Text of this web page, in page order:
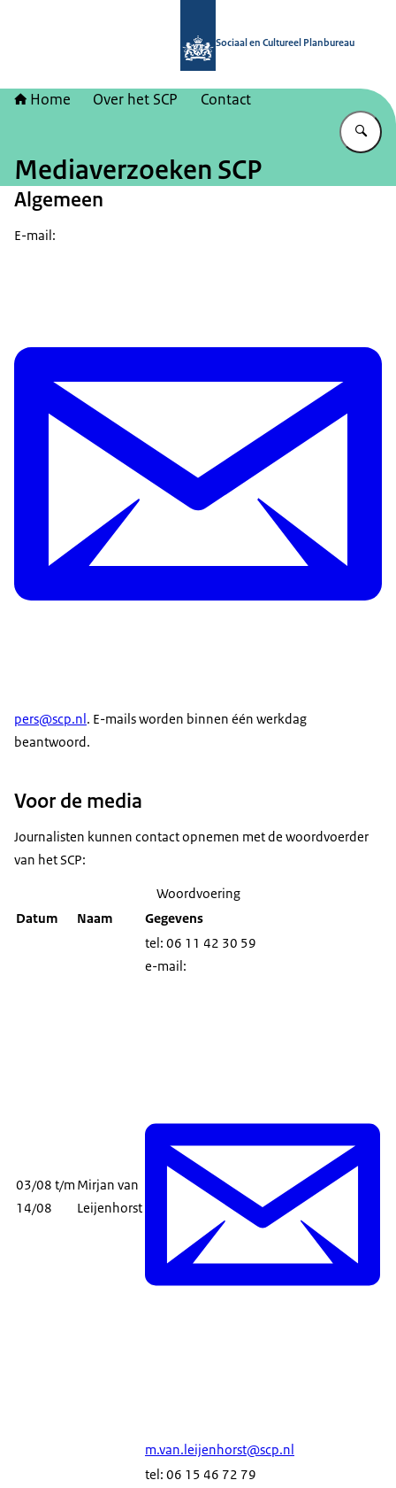
Sociaal en Cultureel Planbureau
Home Over het SCP Contact
Mediaverzoeken SCP
Algemeen
E-mail:
pers@scp.nl. E-mails worden binnen één werkdag
beantwoord.
Voor de media
Journalisten kunnen contact opnemen met de woordvoerder
van het SCP:
Woordvoering
Datum
Naam Gegevens
03/08 t/m
14/08
Mirjan van
Leijenhorst
tel: 06 11 42 30 59
e-mail:
m.van.leijenhorst@scp.nl
tel: 06 15 46 72 79